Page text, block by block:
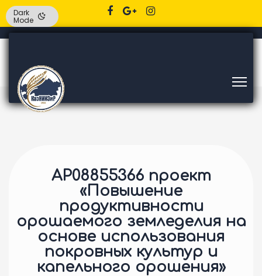
AP08855366 проект
«Повышение
продуктивности
орошаемого земледелия на
основе использования
покровных культур и
капельного орошения»
Dark
Mode